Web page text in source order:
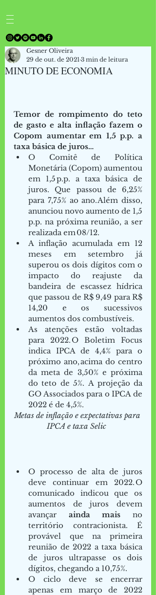
MINUTO DE ECONOMIA
Gesner Oliveira
29 de out. de 2021 3 min de leitura
Temor de rompimento do teto
de gasto e alta inflação fazem o
Copom aumentar em 1,5 p.p. a
taxa básica de juros…
O Comitê de Política
Monetária (Copom) aumentou
em 1,5 p.p. a taxa básica de
juros. Que passou de 6,25%
para 7,75% ao ano. Além disso,
anunciou novo aumento de 1,5
p.p. na próxima reunião, a ser
realizada em 08/12.
A inflação acumulada em 12
meses em setembro já
superou os dois dígitos com o
impacto do reajuste da
bandeira de escassez hídrica
que passou de R$ 9,49 para R$
14,20 e os sucessivos
aumentos dos combustíveis.
As atenções estão voltadas
para 2022. O Boletim Focus
indica IPCA de 4,4% para o
próximo ano, acima do centro
da meta de 3,50% e próxima
do teto de 5%.  A projeção da
GO Associados para o IPCA de
2022 é de 4,5%.
Metas de inflação e expectativas para
IPCA e taxa Selic
O processo de alta de juros
deve continuar em 2022. O
comunicado indicou que os
aumentos de juros devem
avançar ainda mais no
território contracionista. É
provável que na primeira
reunião de 2022 a taxa básica
de juros ultrapasse os dois
dígitos, chegando a 10,75%.
O ciclo deve se encerrar
apenas em março de 2022